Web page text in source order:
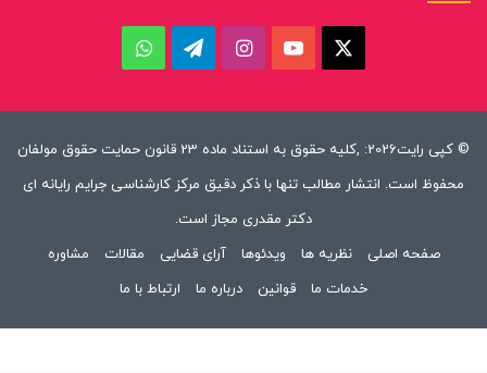
ایکس یوتیوب اینستاگرام
تلگرام
© کپی رایت2026: ,کلیه حقوق به استناد ماده 23 قانون حمایت حقوق مولفان
محفوظ است. انتشار مطالب تنها با ذکر دقیق مرکز کارشناسی جرایم رایانه ای
دکتر مقدری مجاز است.
صفحه اصلی
نظریه ها ویدئوها آرای قضایی مقالات
مشاوره
خدمات ما
قوانین درباره ما ارتباط با ما